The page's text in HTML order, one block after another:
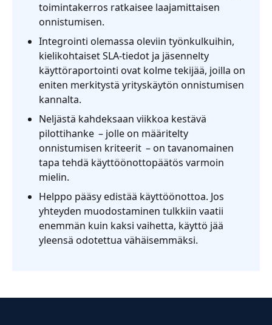
toimintakerros ratkaisee laajamittaisen
onnistumisen.
Integrointi olemassa oleviin työnkulkuihin,
kielikohtaiset SLA-tiedot ja jäsennelty
käyttöraportointi ovat kolme tekijää, joilla on
eniten merkitystä yrityskäytön onnistumisen
kannalta.
Neljästä kahdeksaan viikkoa kestävä
pilottihanke – jolle on määritelty
onnistumisen kriteerit – on tavanomainen
tapa tehdä käyttöönottopäätös varmoin
mielin.
Helppo pääsy edistää käyttöönottoa. Jos
yhteyden muodostaminen tulkkiin vaatii
enemmän kuin kaksi vaihetta, käyttö jää
yleensä odotettua vähäisemmäksi.